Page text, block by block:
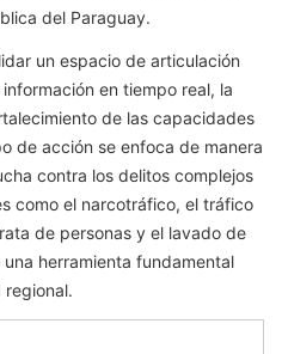
del Paraguay.
un espacio de articulación
en tiempo real, la
de las capacidades
de acción se enfoca de manera
contra los delitos complejos
como el narcotráfico, el tráfico
de personas y el lavado de
herramienta fundamental